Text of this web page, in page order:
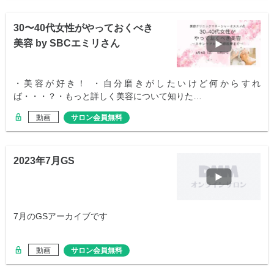
30〜40代女性がやっておくべき
美容 by SBCエミリさん
・美容が好き！ ・自分磨きがしたいけど何からすれ
ば・・・？・もっと詳しく美容について知りた…
動画 サロン会員無料
2023年7月GS
7月のGSアーカイブです
動画 サロン会員無料